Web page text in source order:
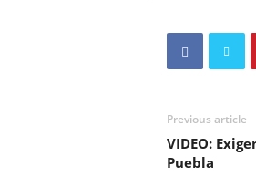
Previous article
VIDEO:
Puebla